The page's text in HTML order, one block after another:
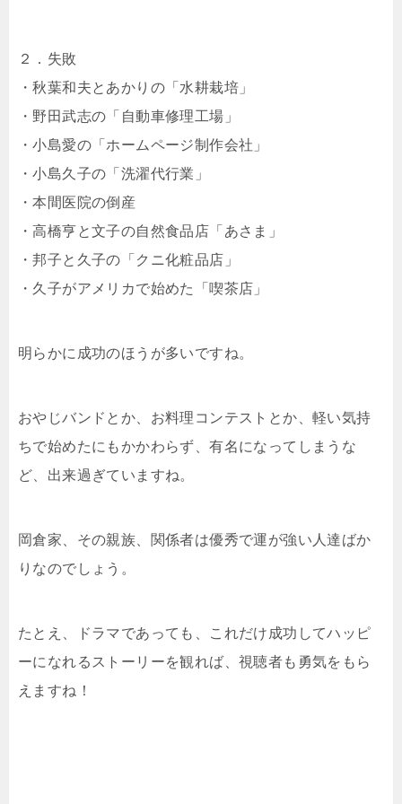
２．失敗
・秋葉和夫とあかりの「水耕栽培」
・野田武志の「自動車修理工場」
・小島愛の「ホームページ制作会社」
・小島久子の「洗濯代行業」
・本間医院の倒産
・高橋亨と文子の自然食品店「あさま」
・邦子と久子の「クニ化粧品店」
・久子がアメリカで始めた「喫茶店」
明らかに成功のほうが多いですね。
おやじバンドとか、お料理コンテストとか、軽い気持
ちで始めたにもかかわらず、有名になってしまうな
ど、出来過ぎていますね。
岡倉家、その親族、関係者は優秀で運が強い人達ばか
りなのでしょう。
たとえ、ドラマであっても、これだけ成功してハッピ
ーになれるストーリーを観れば、視聴者も勇気をもら
えますね！